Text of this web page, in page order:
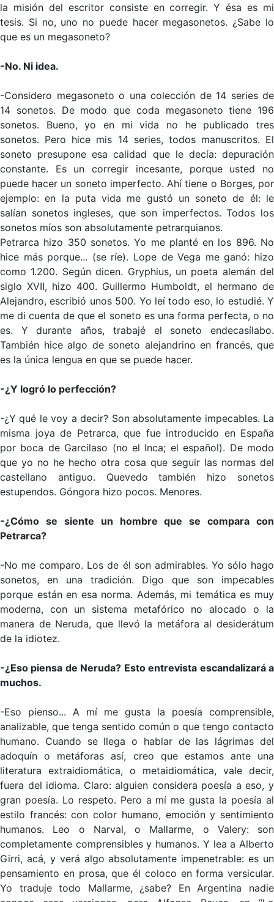
la misión del escritor consiste en corregir. Y ésa es mi
tesis. Si no, uno no puede hacer megasonetos. ¿Sabe lo
que es un megasoneto?
-No. Ni idea.
-Considero megasoneto o una colección de 14 series de
14 sonetos. De modo que coda megasoneto tiene 196
sonetos. Bueno, yo en mi vida no he publicado tres
sonetos. Pero hice mis 14 series, todos manuscritos. El
soneto presupone esa calidad que le decía: depuración
constante. Es un corregir incesante, porque usted no
puede hacer un soneto imperfecto. Ahí tiene o Borges, por
ejemplo: en la puta vida me gustó un soneto de él: le
salían sonetos ingleses, que son imperfectos. Todos los
sonetos míos son absolutamente petrarquianos.
Petrarca hizo 350 sonetos. Yo me planté en los 896. No
hice más porque... (se ríe). Lope de Vega me ganó: hizo
como 1.200. Según dicen. Gryphius, un poeta alemán del
siglo XVII, hizo 400. Guillermo Humboldt, el hermano de
Alejandro, escribió unos 500. Yo leí todo eso, lo estudié. Y
me di cuenta de que el soneto es una forma perfecta, o no
es. Y durante años, trabajé el soneto endecasílabo.
También hice algo de soneto alejandrino en francés, que
es la única lengua en que se puede hacer.
-¿Y logró lo perfección?
-¿Y qué le voy a decir? Son absolutamente impecables. La
misma joya de Petrarca, que fue introducido en España
por boca de Garcilaso (no el Inca; el español). De modo
que yo no he hecho otra cosa que seguir las normas del
castellano antiguo. Quevedo también hizo sonetos
estupendos. Góngora hizo pocos. Menores.
-¿Cómo se siente un hombre que se compara con
Petrarca?
-No me comparo. Los de él son admirables. Yo sólo hago
sonetos, en una tradición. Digo que son impecables
porque están en esa norma. Además, mi temática es muy
moderna, con un sistema metafórico no alocado o la
manera de Neruda, que llevó la metáfora al desiderátum
de la idiotez.
-¿Eso piensa de Neruda? Esto entrevista escandalizará a
muchos.
-Eso pienso... A mí me gusta la poesía comprensible,
analizable, que tenga sentido común o que tengo contacto
humano. Cuando se llega o hablar de las lágrimas del
adoquín o metáforas así, creo que estamos ante una
literatura extraidiomática, o metaidiomática, vale decir,
fuera del idioma. Claro: alguien considera poesía a eso, y
gran poesía. Lo respeto. Pero a mí me gusta la poesía al
estilo francés: con color humano, emoción y sentimiento
humanos. Leo o Narval, o Mallarme, o Valery: son
completamente comprensibles y humanos. Y lea a Alberto
Girri, acá, y verá algo absolutamente impenetrable: es un
pensamiento en prosa, que él coloco en forma versicular.
Yo traduje todo Mallarme, ¿sabe? En Argentina nadie